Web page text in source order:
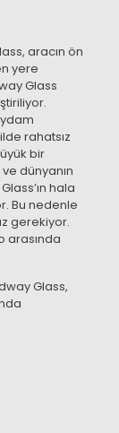
aracın ön
yere
Glass
rahatsız
bir
dünyanın
hala
Bu nedenle
gerekiyor.
arasında
Glass,